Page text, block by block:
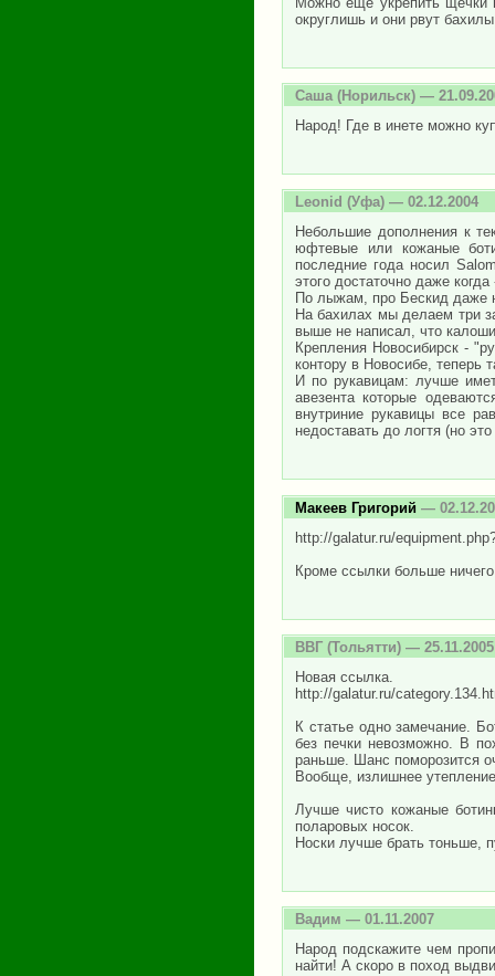
округлишь и они рвут
Саша(Норильск) —
Народ! Где в инете можно
Leonid (Уфа) — 02.12.2004
Небольшие дополнения к
юфтевые или кожаные
последние года носил
этого достаточно даже когда
По лыжам, про Бескид даже
На бахилах мы делаем три
выше не написал, что
Крепления Новосибирск -
контору в Новосибе, теперь
И по рукавицам: лучше
авезента которые
внутриние рукавицы все
недоставать до логтя (но
Макеев Григорий —
http://galatur.ru/
Кроме ссылки больше
ВВГ (Тольятти) — 25.11.2005
Новая ссылка.
http://galatur.ru/
К статье одно замечание.
без печки невозможно. В
раньше. Шанс поморозится
Вообще, излишнее
Лучше чисто кожаные
поларовых носок.
Носки лучше брать тоньше,
Вадим — 01.11.2007
Народ подскажите чем
найти! А скоро в поход